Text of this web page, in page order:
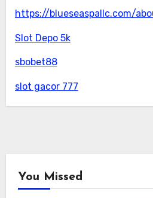
https://blueseaspallc.com/
Slot Depo 5k
sbobet88
slot gacor 777
You Missed